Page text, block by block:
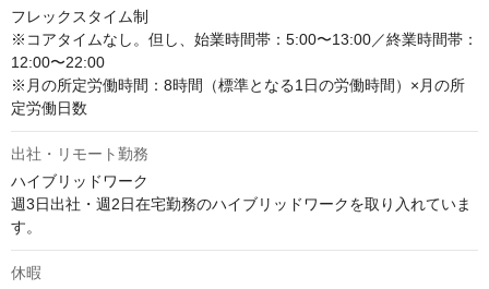
フレックスタイム制
※コアタイムなし。但し、始業時間帯：5:00〜13:00／終業時間帯：
12:00〜22:00
※月の所定労働時間：8時間（標準となる1日の労働時間）×月の所
出社・リモート勤務
ハイブリッドワーク
週3日出社・週2日在宅勤務のハイブリッドワークを取り入れていま
す。
休暇